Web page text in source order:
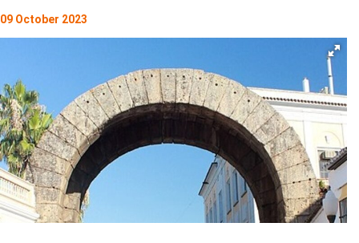
09 October 2023